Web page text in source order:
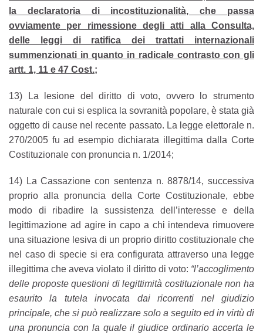
la declaratoria di incostituzionalità, che passa
ovviamente per rimessione degli atti alla Consulta,
delle leggi di ratifica dei trattati internazionali
summenzionati in quanto in radicale contrasto con gli
artt. 1, 11 e 47 Cost.;
13) La lesione del diritto di voto, ovvero lo strumento
naturale con cui si esplica la sovranità popolare, è stata già
oggetto di cause nel recente passato. La legge elettorale n.
270/2005 fu ad esempio dichiarata illegittima dalla Corte
Costituzionale con pronuncia n. 1/2014;
14) La Cassazione con sentenza n. 8878/14, successiva
proprio alla pronuncia della Corte Costituzionale, ebbe
modo di ribadire la sussistenza dell’interesse e della
legittimazione ad agire in capo a chi intendeva rimuovere
una situazione lesiva di un proprio diritto costituzionale che
nel caso di specie si era configurata attraverso una legge
illegittima che aveva violato il diritto di voto: “l’accoglimento
delle proposte questioni di legittimità costituzionale non ha
esaurito la tutela invocata dai ricorrenti nel giudizio
principale, che si può realizzare solo a seguito ed in virtù di
una pronuncia con la quale il giudice ordinario accerta le